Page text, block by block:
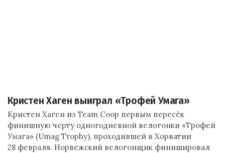
Кристен Хаген выиграл «Трофей Умага»
Кристен Хаген из Team Coop первым пересёк
финишную черту одногодневной велогонки «Трофей
Умага» (Umag Trophy), проходившей в Хорватии
28 февраля. Норвежский велогонщик финишировал